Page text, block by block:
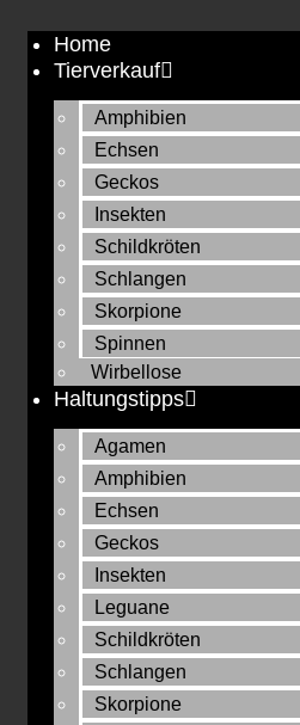
Inhalt
springen
Home
Tierverkauf
Amphibien
Echsen
Geckos
Insekten
Schildkröten
Schlangen
Skorpione
Spinnen
Wirbellose
Haltungstipps
Agamen
Amphibien
Echsen
Geckos
Insekten
Leguane
Schildkröten
Schlangen
Skorpione